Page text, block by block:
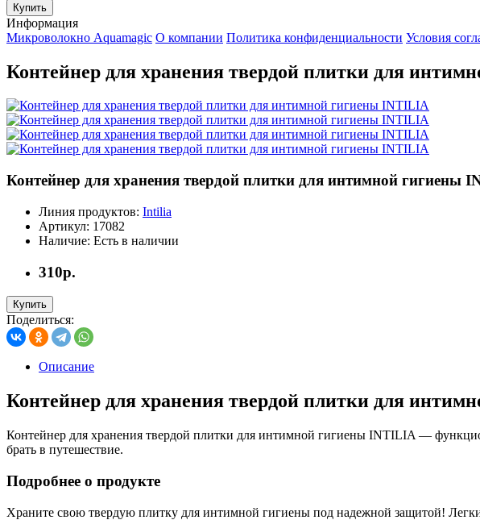
Купить
Информация
Микроволокно Aquamagic О компании Политика конфиденциальности Условия
Контейнер для хранения твердой плитки для
Контейнер для хранения твердой плитки для интимной гигиены
Линия продуктов: Intilia
Артикул: 17082
Наличие: Есть в наличии
310р.
Купить
Поделиться:
Описание
Контейнер для хранения твердой плитки для
Контейнер для хранения твердой плитки для интимной гигиены INTILIA —
брать в путешествие.
Подробнее о продукте
Храните свою твердую плитку для интимной гигиены под надежной защитой!